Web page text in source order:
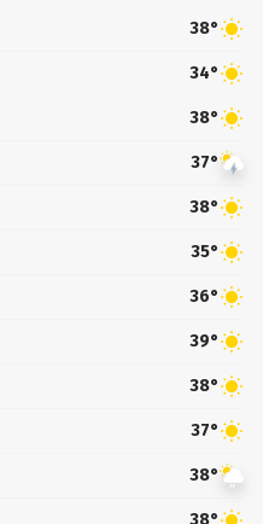
38°
34°
38°
37°
38°
35°
36°
39°
38°
37°
38°
38°